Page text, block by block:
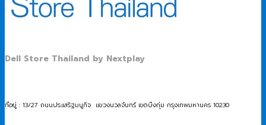
Dell Store Thailand by Nextplay
ที่อยู่ : 13/27 ถนนประเสริฐมนูกิจ แขวงนวลจันทร์ เขตบึงกุ่ม กรุงเทพมหานคร 10230